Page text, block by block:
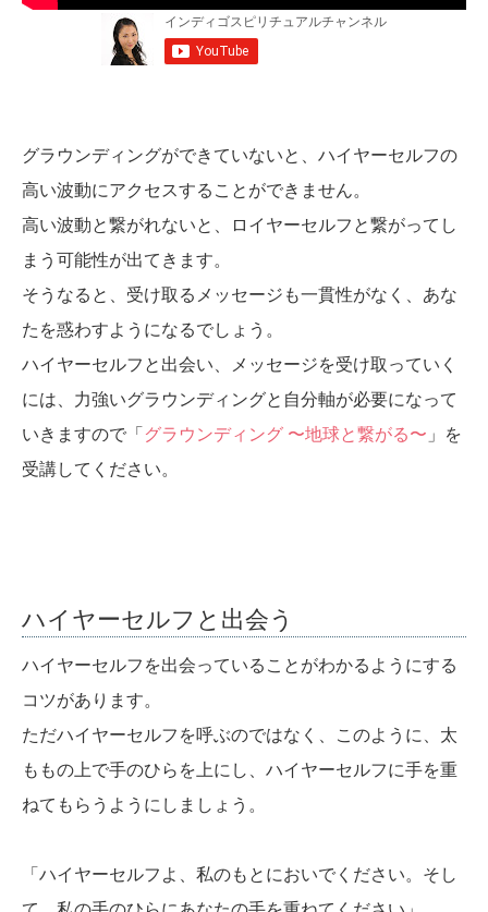
グラウンディングができていないと、ハイヤーセルフの
高い波動にアクセスすることができません。
高い波動と繋がれないと、ロイヤーセルフと繋がってし
まう可能性が出てきます。
そうなると、受け取るメッセージも一貫性がなく、あな
たを惑わすようになるでしょう。
ハイヤーセルフと出会い、メッセージを受け取っていく
には、力強いグラウンディングと自分軸が必要になって
いきますので「 グラウンディング 〜地球と繋がる〜 」を
受講してください。
ハイヤーセルフと出会う
ハイヤーセルフを出会っていることがわかるようにする
コツがあります。
ただハイヤーセルフを呼ぶのではなく、このように、太
ももの上で手のひらを上にし、ハイヤーセルフに手を重
ねてもらうようにしましょう。
「ハイヤーセルフよ、私のもとにおいでください。そし